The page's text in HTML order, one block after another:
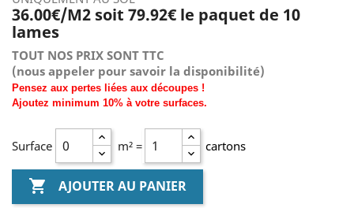
36.00€/M2 soit 79.92€ le paquet de 10
lames
TOUT NOS PRIX SONT TTC
(nous appeler pour savoir la disponibilité)
Pensez aux pertes liées aux découpes !
Ajoutez minimum 10% à votre surfaces.
Surface m² = cartons
 AJOUTER AU PANIER